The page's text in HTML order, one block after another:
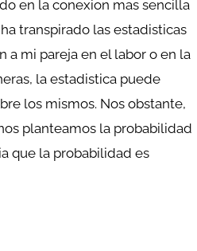
en la conexion mas sencilla
transpirado las estadisticas
mi pareja en el labor o en la
la estadistica puede
los mismos. Nos obstante,
planteamos la probabilidad
que la probabilidad es